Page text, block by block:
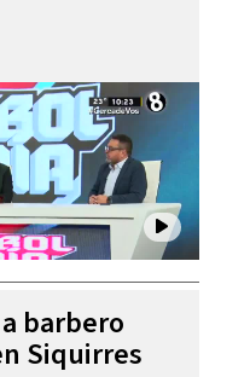
barbero
Siquirres